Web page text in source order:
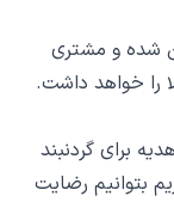
شده و مشتری
را خواهد داشت.
برای گردنبند
بتوانیم رضایت